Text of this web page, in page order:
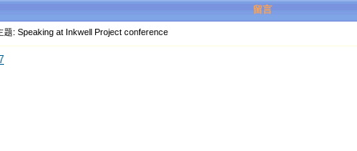
留言
: Speaking at Inkwell Project conference